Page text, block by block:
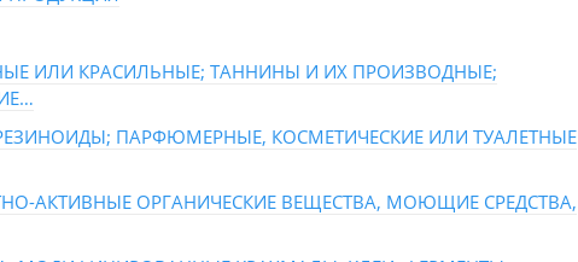
ИЛИ КРАСИЛЬНЫЕ; ТАННИНЫ И ИХ ПРОИЗВОДНЫЕ;
ПАРФЮМЕРНЫЕ, КОСМЕТИЧЕСКИЕ ИЛИ ТУАЛЕТНЫЕ
АКТИВНЫЕ ОРГАНИЧЕСКИЕ ВЕЩЕСТВА, МОЮЩИЕ СРЕДСТВА,